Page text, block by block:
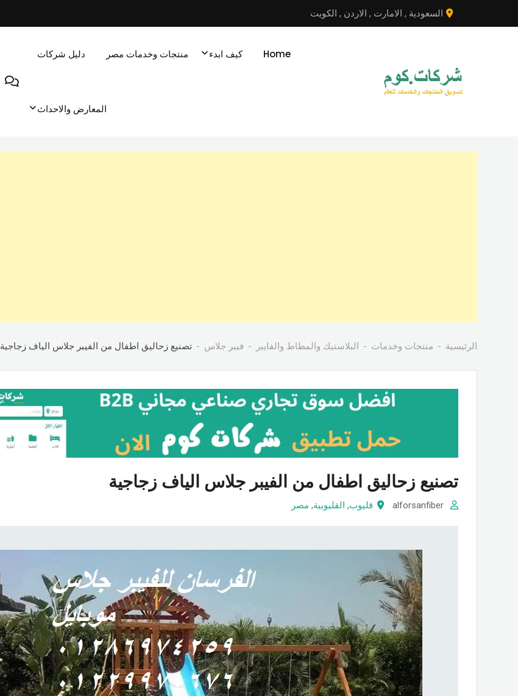
إلى
السعودية , الامارت , الاردن , الكويت
Home كيف ابدء منتجات وخدمات مصر دليل شركات
المعارض والاحداث
الرئيسية منتجات وخدمات البلاستيك والمطاط والفايبر فيبر جلاس تصنيع زحاليق اطفال من الفيبر جلاس الياف زجاجية
تصنيع زحاليق اطفال من الفيبر جلاس الياف زجاجية
قليوب, القليوبية, مصر